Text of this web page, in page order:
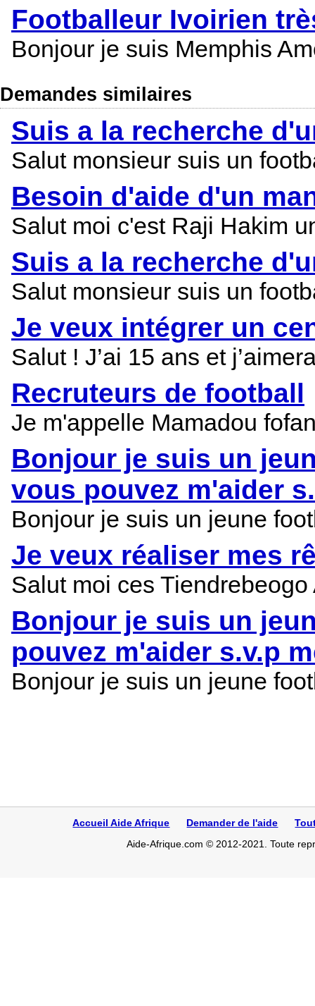
Footballeur Ivoirien
Bonjour je suis Memphis
Demandes similaires
Suis a la recherche
Salut monsieur suis un
Besoin d'aide d'un
Salut moi c'est Raji Hakim
Suis a la recherche
Salut monsieur suis un
Je veux intégrer un
Salut ! J’ai 15 ans et
Recruteurs de football
Je m'appelle Mamadou
Bonjour je suis un
vous pouvez m'aider
Bonjour je suis un jeune
Je veux réaliser mes
Salut moi ces
Bonjour je suis un
pouvez m'aider s.v.p
Bonjour je suis un jeune
Accueil Aide Afrique Demander de l'aide
Aide-Afrique.com © 2012-2021. Toute